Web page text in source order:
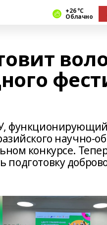
+26 °С
Облачно
научно-
конкурсе.
подготовку